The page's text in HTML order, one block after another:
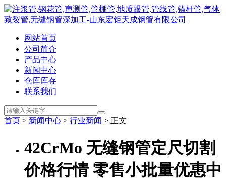
网站首页
公司简介
产品中心
新闻中心
仓库库存
联系我们
首页 > 新闻中心 > 行业新闻 > 正文
42CrMo 无缝钢管定尺切割
价格行情 零售小批量优惠中